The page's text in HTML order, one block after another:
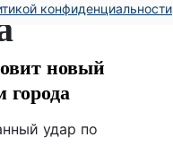
конфиденциальности
новый
города
удар по